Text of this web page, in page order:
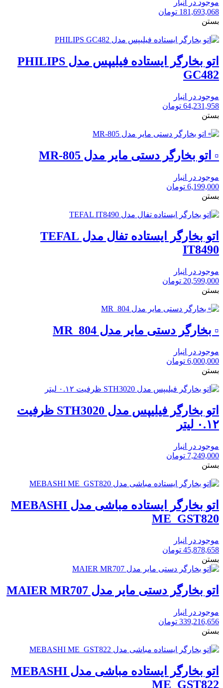
موجود در انبار
181,693,068 تومان
بستن
اتو بخارگر ایستاده فیلیپس مدل PHILIPS
GC482
موجود در انبار
64,231,958 تومان
بستن
▫️ اتو بخارگر دستی مایر مدل MR-805
موجود در انبار
6,199,000 تومان
بستن
اتو بخارگر ایستاده تفال مدل TEFAL
IT8490
موجود در انبار
20,599,000 تومان
بستن
▫️ بخارگر دستی مایر مدل MR_804
موجود در انبار
6,000,000 تومان
بستن
اتو بخارگر فیلیپس مدل STH3020 ظرفیت
۰.۱۲ لیتر
موجود در انبار
7,249,000 تومان
بستن
اتو بخارگر ایستاده مباشی مدل MEBASHI
ME_GST820
موجود در انبار
45,878,658 تومان
بستن
اتو بخارگر دستی مایر مدل MAIER MR707
موجود در انبار
339,216,656 تومان
بستن
اتو بخارگر ایستاده مباشی مدل MEBASHI
ME_GST822